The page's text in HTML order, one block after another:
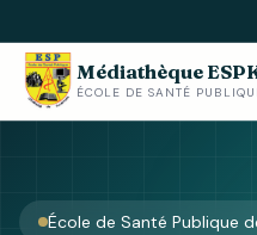
Médiathèque
ÉCOLE DE SANTÉ
École de Santé Publique